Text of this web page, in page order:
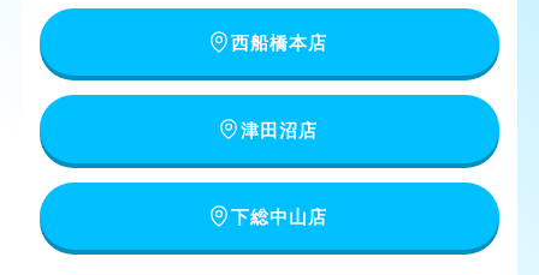
西船橋本店
津田沼店
下総中山店